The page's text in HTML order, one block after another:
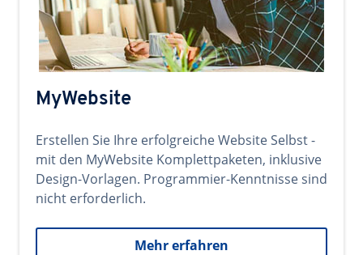
MyWebsite
Erstellen Sie Ihre erfolgreiche Website Selbst -
mit den MyWebsite Komplettpaketen, inklusive
Design-Vorlagen. Programmier-Kenntnisse sind
nicht erforderlich.
Mehr erfahren